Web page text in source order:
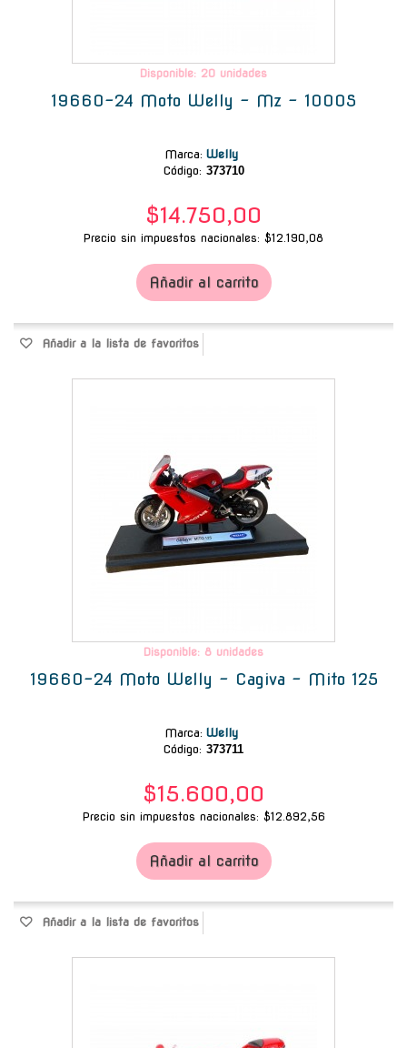
Disponible: 20 unidades
19660-24 Moto Welly - Mz - 1000S
Marca: Welly
Código: 373710
$14.750,00
Precio sin impuestos nacionales: $12.190,08
Añadir al carrito
Añadir a la lista de favoritos
Disponible: 8 unidades
19660-24 Moto Welly - Cagiva - Mito 125
Marca: Welly
Código: 373711
$15.600,00
Precio sin impuestos nacionales: $12.892,56
Añadir al carrito
Añadir a la lista de favoritos